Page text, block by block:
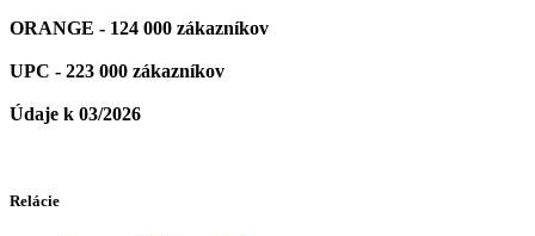
ORANGE - 124 000 zákazníkov
UPC - 223 000 zákazníkov
Údaje k 03/2026
Relácie